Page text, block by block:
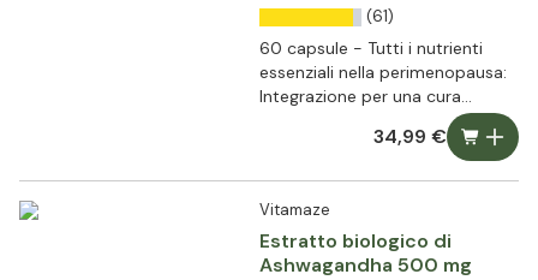
(61)
60 capsule - Tutti i nutrienti
essenziali nella perimenopausa:
Integrazione per una cura
34,99 €
Vitamaze
Estratto biologico di
Ashwagandha 500 mg